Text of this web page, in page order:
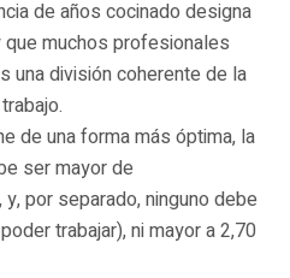
de años cocinado designa
que muchos profesionales
una división coherente de la
de una forma más óptima, la
ser mayor de
por separado, ninguno debe
trabajar), ni mayor a 2,70